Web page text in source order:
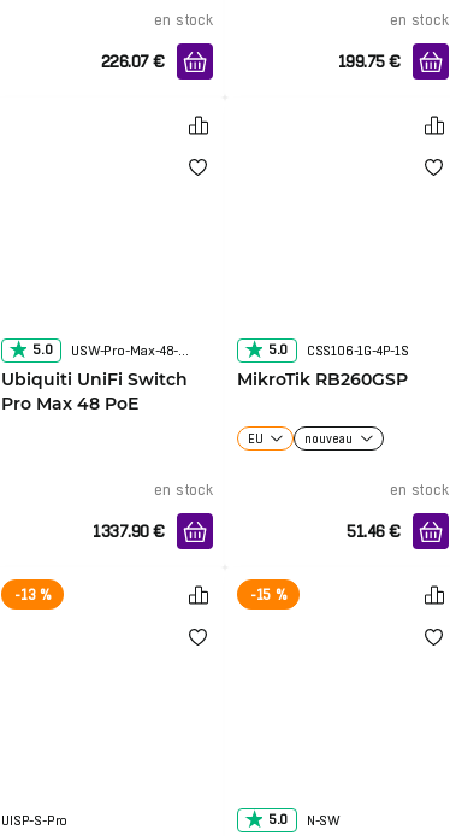
en stock
226.07 €
en stock
199.75 €
5.0 USW-Pro-Max-48-POE
Ubiquiti UniFi Switch
Pro Max 48 PoE
en stock
1337.90 €
5.0 CSS106-1G-4P-1S
MikroTik RB260GSP
EU nouveau
en stock
51.46 €
-13 %
UISP-S-Pro
-15 %
5.0 N-SW